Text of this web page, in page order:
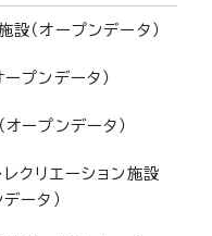
設（オープンデータ）
ープンデータ）
オープンデータ）
レクリエーション施設
データ）